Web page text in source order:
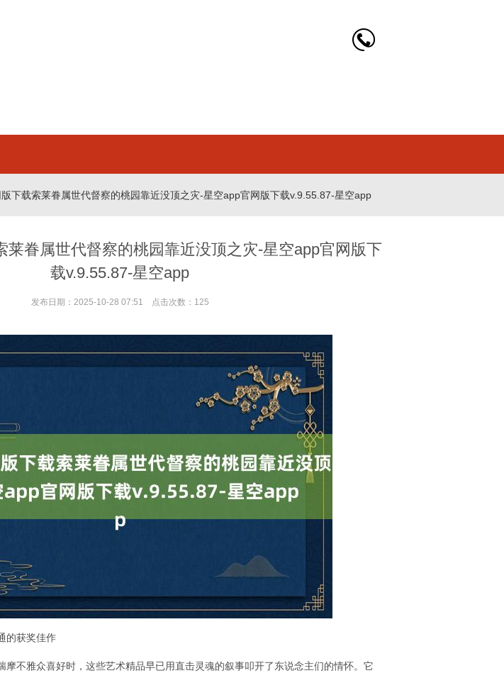
下载索莱眷属世代督察的桃园靠近没顶之灾-星空app官网版下载v.9.55.87-星空app
莱眷属世代督察的桃园靠近没顶之灾-星空app官网版下
载v.9.55.87-星空app
发布日期：2025-10-28 07:51 点击次数：125
的获奖佳作
摩不雅众喜好时，这些艺术精品早已用直击灵魂的叙事叩开了东说念主们的情怀。它